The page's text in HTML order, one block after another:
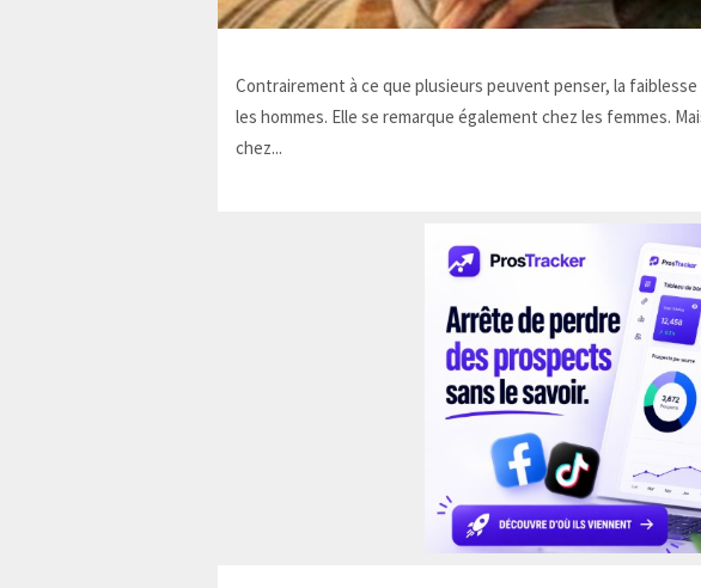
Contrairement à ce que plusieurs peuvent penser, la
les hommes. Elle se remarque également chez les femmes.
chez...